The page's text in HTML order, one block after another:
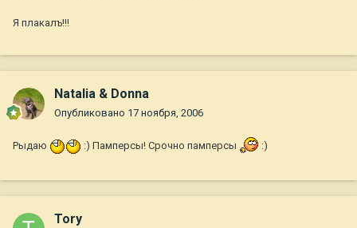
Я плакалъ!!!
Natalia & Donna
Опубликовано 17 ноября, 2006
Рыдаю :) Памперсы! Срочно памперсы :)
Tory